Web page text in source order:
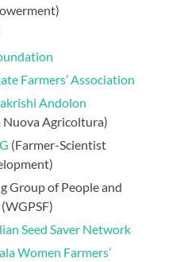
Farmers’ Association
Andolon
Agricoltura)
(Farmer-Scientist
Group of People and
Seed Saver Network
Women Farmers’